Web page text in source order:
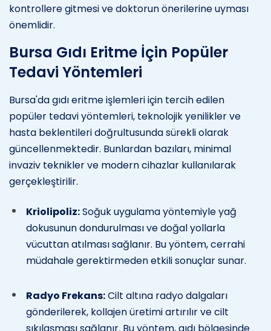
kontrollere gitmesi ve doktorun önerilerine uyması
önemlidir.
Bursa Gıdı Eritme İçin Popüler
Tedavi Yöntemleri
Bursa'da gıdı eritme işlemleri için tercih edilen
popüler tedavi yöntemleri, teknolojik yenilikler ve
hasta beklentileri doğrultusunda sürekli olarak
güncellenmektedir. Bunlardan bazıları, minimal
invaziv teknikler ve modern cihazlar kullanılarak
gerçekleştirilir.
Kriolipoliz:Soğuk uygulama yöntemiyle yağ
dokusunun dondurulması ve doğal yollarla
vücuttan atılması sağlanır. Bu yöntem, cerrahi
müdahale gerektirmeden etkili sonuçlar sunar.
Radyo Frekans:Cilt altına radyo dalgaları
gönderilerek, kollajen üretimi artırılır ve cilt
sıkılaşması sağlanır. Bu yöntem, gıdı bölgesinde